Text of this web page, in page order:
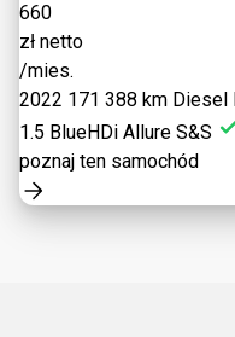
660
zł netto
/mies.
2022 171 388 km Diesel
1.5 BlueHDi Allure S&S
poznaj ten samochód